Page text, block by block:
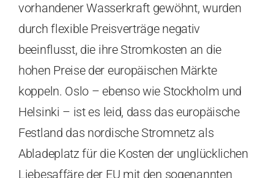
vorhandener Wasserkraft gewöhnt, wurden
durch flexible Preisverträge negativ
beeinflusst, die ihre Stromkosten an die
hohen Preise der europäischen Märkte
koppeln. Oslo – ebenso wie Stockholm und
Helsinki – ist es leid, dass das europäische
Festland das nordische Stromnetz als
Abladeplatz für die Kosten der unglücklichen
Liebesaffäre der EU mit den sogenannten